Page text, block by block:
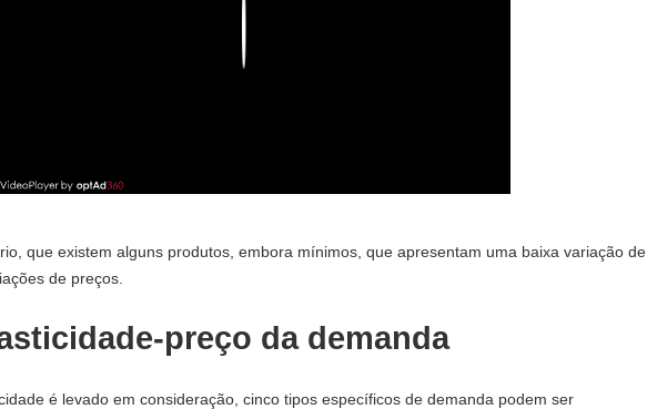
que existem alguns produtos, embora mínimos, que apresentam uma baixa variação de
de preços.
preço da demanda
é levado em consideração, cinco tipos específicos de demanda podem ser